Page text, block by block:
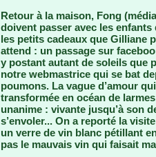
Retour à la maison, Fong
doivent passer avec les
les petits cadeaux que Gilliane
attend : un passage sur
y postant autant de soleils que
notre webmastrice qui se bat
poumons. La vague d’amour
transformée en océan de
unanime : vivante jusqu’à son
s’envoler... On a reporté la
un verre de vin blanc pétillant
pas le mauvais vin qui faisait